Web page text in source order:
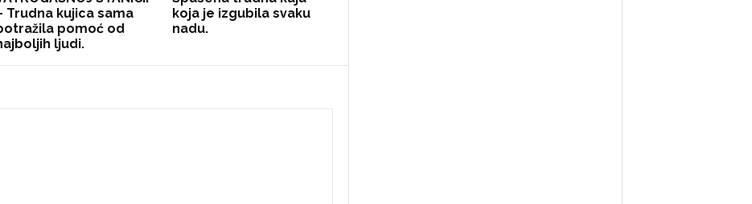
Trudna kujica sama
pomoć od
ljudi.
koja je izgubila svaku
nadu.